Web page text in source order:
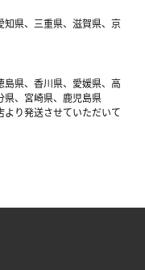
知県、三重県、滋賀県、京
島県、香川県、愛媛県、高
県、宮崎県、鹿児島県
り発送させていただいて